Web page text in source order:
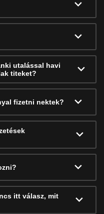
utalással havi
titeket?
fizetni nektek?
itt válasz, mit